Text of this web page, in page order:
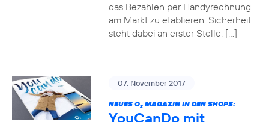
das Bezahlen per Handyrechnung
am Markt zu etablieren. Sicherheit
steht dabei an erster Stelle: […]
07. November 2017
NEUES O2MAGAZIN IN DEN SHOPS:
YouCanDo mit